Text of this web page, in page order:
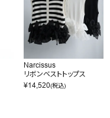
Narcissus
リボンベストトップス
¥14,520(税込)